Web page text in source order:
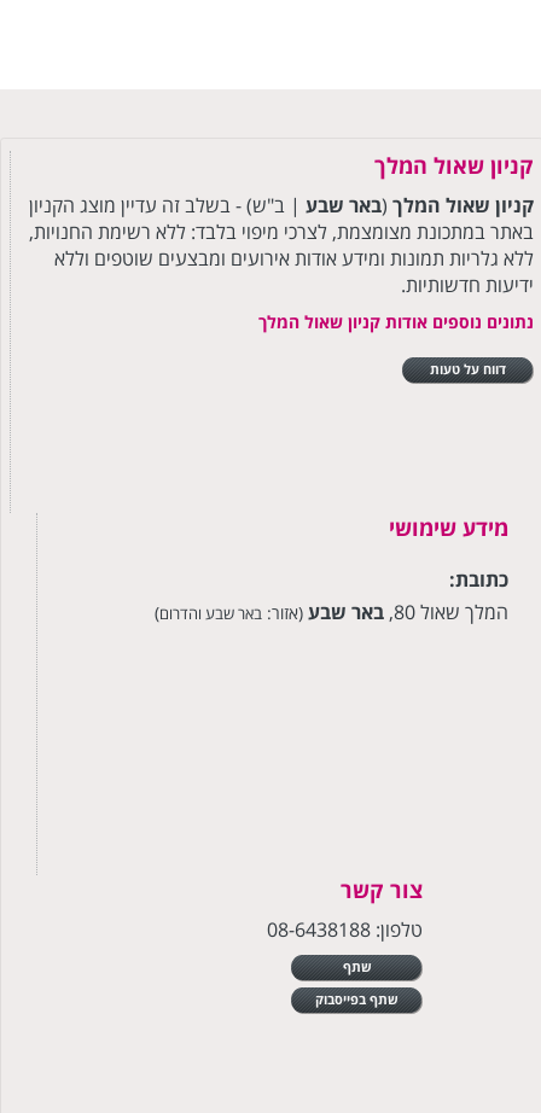
קניון שאול המלך
קניון שאול המלך (באר שבע | ב"ש) - בשלב זה עדיין מוצג הקניון
באתר במתכונת מצומצמת, לצרכי מיפוי בלבד: ללא רשימת החנויות,
ללא גלריות תמונות ומידע אודות אירועים ומבצעים שוטפים וללא
ידיעות חדשותיות.
נתונים נוספים אודות קניון שאול המלך
דווח על טעות
מידע שימושי
כתובת:
המלך שאול 80,
באר שבע (אזור:באר שבע והדרום)
צור קשר
טלפון: 08-6438188
שתף
שתף בפייסבוק